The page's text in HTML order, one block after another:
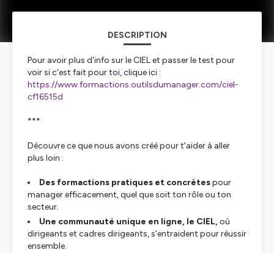
DESCRIPTION
Pour avoir plus d'info sur le CIEL et passer le test pour
voir si c'est fait pour toi, clique ici :
https://www.formactions.outilsdumanager.com/ciel-
cf16515d
***
Découvre ce que nous avons créé pour t'aider à aller
plus loin :
Des formactions pratiques et concrètespour
manager efficacement, quel que soit ton rôle ou ton
secteur.
Une communauté unique en ligne, le CIEL, où
dirigeants et cadres dirigeants, s'entraident pour réussir
ensemble.